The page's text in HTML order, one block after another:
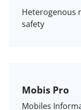
Heterogenous
safety
Mobis Pro
Mobiles